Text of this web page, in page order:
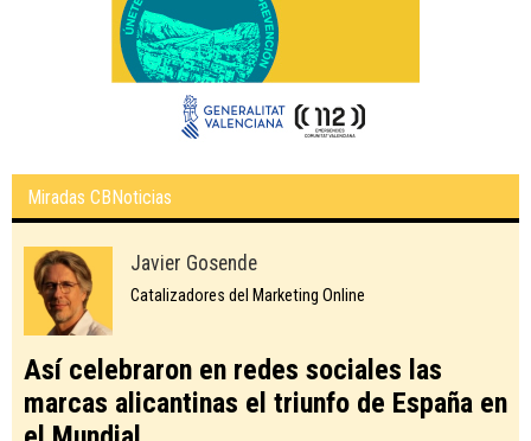
Miradas CBNoticias
Javier Gosende
Catalizadores del Marketing Online
Así celebraron en redes sociales las
marcas alicantinas el triunfo de España en